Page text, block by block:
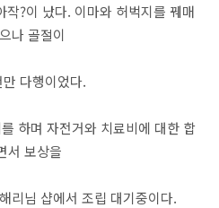
?이 났다. 이마와 허벅지를 꿰매
나 골절이
다행이었다.
하며 자전거와 치료비에 대한 합
서 보상을
리님 샵에서 조립 대기중이다.